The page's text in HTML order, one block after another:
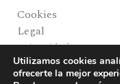
Cookies
Legal
Privacidad
Pagos y envíos
Utilizamos cookies
ofrecerte la mejor